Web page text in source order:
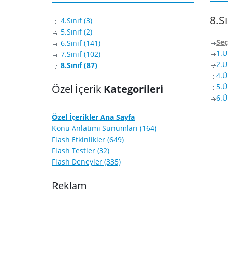
4.Sınıf (3)
5.Sınıf (2)
6.Sınıf (141)
7.Sınıf (102)
8.Sınıf (87)
Özel İçerik Kategorileri
Özel İçerikler Ana Sayfa
Konu Anlatımı Sunumları (164)
Flash Etkinlikler (649)
Flash Testler (32)
Flash Deneyler (335)
Reklam